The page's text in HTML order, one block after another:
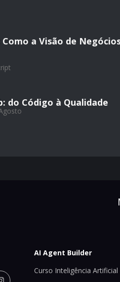
a Visão de
do Código à Qualidade
AI Agent Builder
Curso Inteligência Artificial